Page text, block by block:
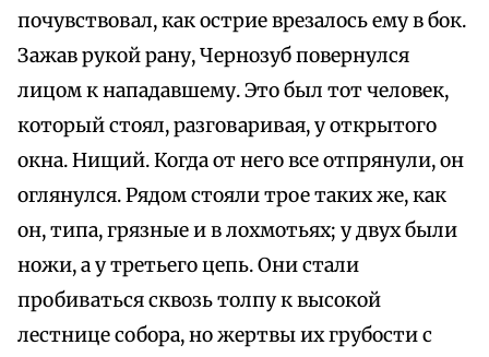
почувствовал, как острие врезалось ему в бок.
Зажав рукой рану, Чернозуб повернулся
лицом к нападавшему. Это был тот человек,
который стоял, разговаривая, у открытого
окна. Нищий. Когда от него все отпрянули, он
оглянулся. Рядом стояли трое таких же, как
он, типа, грязные и в лохмотьях; у двух были
ножи, а у третьего цепь. Они стали
пробиваться сквозь толпу к высокой
лестнице собора, но жертвы их грубости с